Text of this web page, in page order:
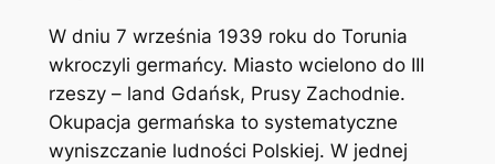
W dniu 7 września 1939 roku do Torunia
wkroczyli germańcy. Miasto wcielono do III
rzeszy – land Gdańsk, Prusy Zachodnie.
Okupacja germańska to systematyczne
wyniszczanie ludności Polskiej. W jednej